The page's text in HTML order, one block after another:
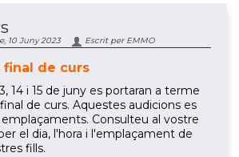
10 Juny 2023 Escrit per EMMO
de curs
14 i 15 de juny es portaran a terme
de curs. Aquestes audicions es
Consulteu al vostre
el dia, l'hora i l'emplaçament de
fills.